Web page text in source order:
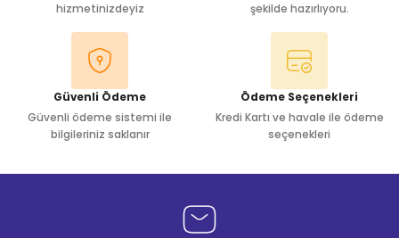
hizmetinizdeyiz
şekilde hazırlıyoru.
Güvenli Ödeme
Güvenli ödeme sistemi ile
bilgileriniz saklanır
Ödeme Seçenekleri
Kredi Kartı ve havale ile ödeme
seçenekleri